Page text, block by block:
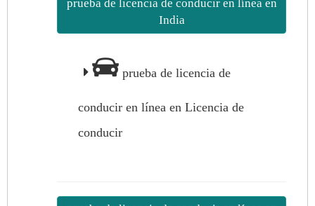
prueba de licencia de conducir en línea en
India
prueba de licencia de
conducir en línea en Licencia de
conducir